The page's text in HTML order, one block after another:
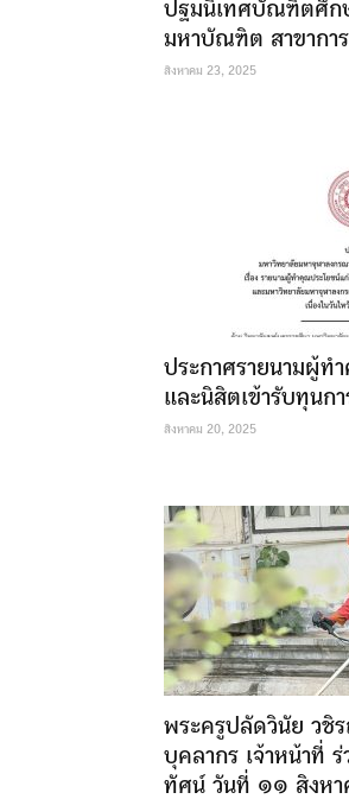
ปฐมนิเทศบัณฑิตศึก
มหาบัณฑิต สาขากา
สิงหาคม 23, 2025
ประกาศรายนามผู้ท
และนิสิตเข้ารับทุน
สิงหาคม 20, 2025
พระครูปลัดวินัย วชิ
บุคลากร เจ้าหน้าที่
ทัศน์ วันที่ ๑๑ สิงห